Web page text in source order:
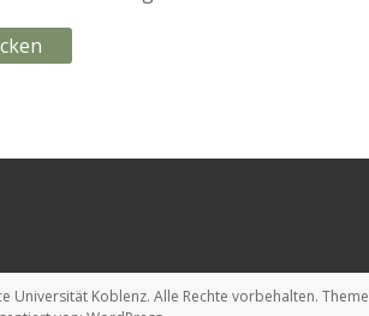
Universität Koblenz. Alle Rechte vorbehalten. Theme